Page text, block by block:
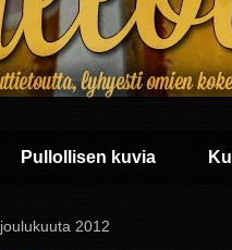
Pullollisen kuvia
2012